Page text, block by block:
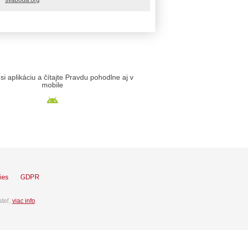
aplikáciu a čítajte Pravdu pohodlne aj v
mobile
GDPR
viac info.